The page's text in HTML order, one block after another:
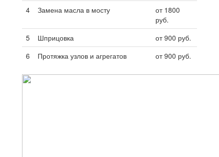
4 Замена масла в мосту
от 1800
руб.
5
Шприцовка
от 900 руб.
6
Протяжка узлов и агрегатов от 900 руб.